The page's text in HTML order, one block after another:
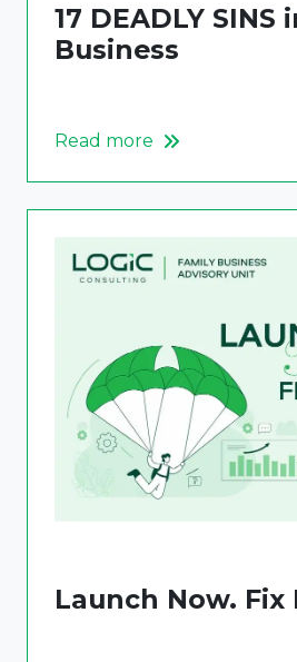
17 DEADLY SINS
Business
Read more
Launch Now. Fix